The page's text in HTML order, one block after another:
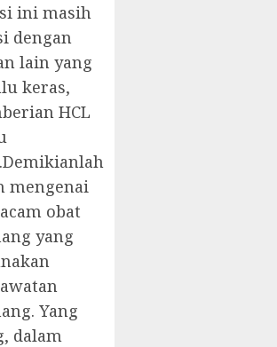
ini masih
dengan
lain yang
keras,
HCL
mengenai
obat
yang
Yang
dalam